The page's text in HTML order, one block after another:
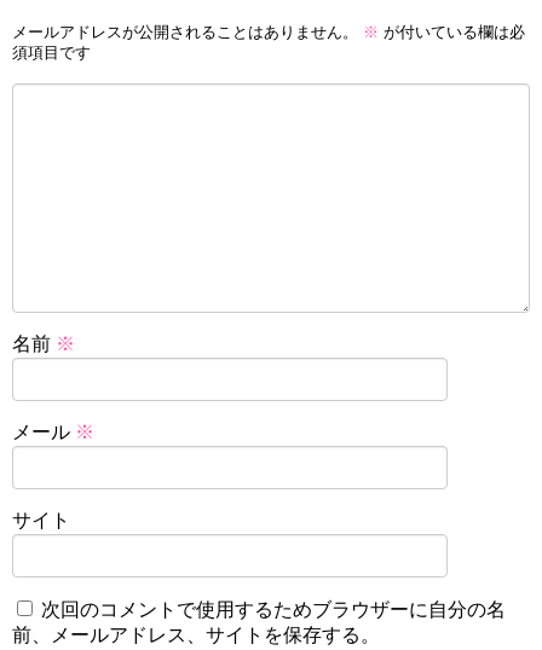
メールアドレスが公開されることはありません。 ※ が付いている欄は必
須項目です
名前 ※
メール ※
サイト
次回のコメントで使用するためブラウザーに自分の名
前、メールアドレス、サイトを保存する。